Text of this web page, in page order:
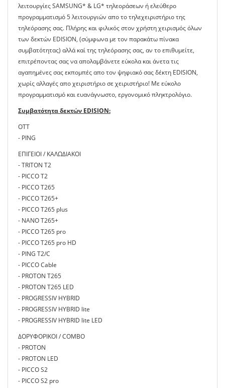
λειτουργίες SAMSUNG* & LG* τηλεοράσεων ή ελεύθερο
προγραμματισμό 5 λειτουργιών απο το τηλεχειριστήριο της
τηλεόρασης σας. Πλήρης και φιλικός στον χρήστη χειρισμός όλων
των δεκτών EDISION, (σύμφωνα με τον παρακάτω πίνακα
συμβατότητας) αλλά καί της τηλεόρασης σας, αν το επιθυμείτε,
επιτρέποντας σας να απολαμβάνετε εύκολα και άνετα τις
αγαπημένες σας εκπομπές απο τον ψηφιακό σας δέκτη EDISION,
χωρίς αλλαγές απο χειριστήριο σε χειριστήριο! Με εύκολο
προγραμματισμό και ευανάγνωστο, εργονομικό πληκτρολόγιο.
Συμβατότητα δεκτών EDISION:
OTT
- PING
ΕΠΙΓΕΙΟΙ / ΚΑΛΩΔΙΑΚΟΙ
- TRITON T2
- PICCO T2
- PICCO T265
- PICCO T265+
- PICCO T265 plus
- NANO T265+
- PICCO T265 pro
- PICCO T265 pro HD
- PING T2/C
- PICCO Cable
- PROTON T265
- PROTON T265 LED
- PROGRESSIV HYBRID
- PROGRESSIV HYBRID lite
- PROGRESSIV HYBRID lite LED
ΔΟΡΥΦΟΡΙΚΟΙ / COMBO
- PROTON
- PROTON LED
- PICCO S2
- PICCO S2 pro